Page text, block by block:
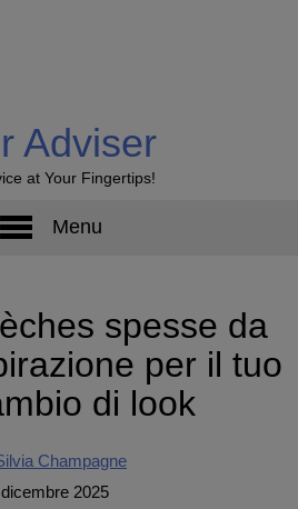
Adviser
at Your Fingertips!
Menu
spesse da
per il tuo
di look
Champagne
2025